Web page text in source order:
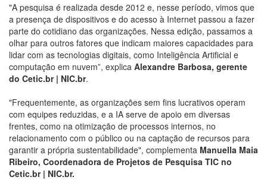
"A pesquisa é realizada desde 2012 e, nesse período, vimos que
a presença de dispositivos e do acesso à Internet passou a fazer
parte do cotidiano das organizações. Nessa edição, passamos a
olhar para outros fatores que indicam maiores capacidades para
lidar com as tecnologias digitais, como Inteligência Artificial e
computação em nuvem”, explica Alexandre Barbosa, gerente
do Cetic.br | NIC.br.
"Frequentemente, as organizações sem fins lucrativos operam
com equipes reduzidas, e a IA serve de apoio em diversas
frentes, como na otimização de processos internos, no
relacionamento com o público ou na captação de recursos para
garantir a própria sustentabilidade", complementa Manuella Maia
Ribeiro, Coordenadora de Projetos de Pesquisa TIC no
Cetic.br | NIC.br.